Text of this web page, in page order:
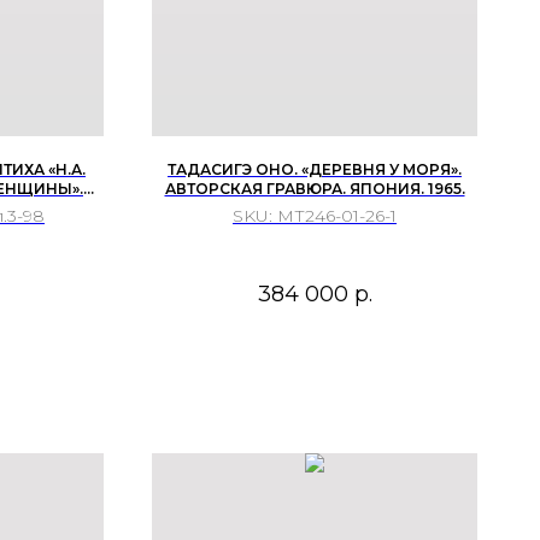
«Н.А.
ПОСЛЕДНЯЯ
98
ТАДАСИГЭ ОНО. «ДЕРЕВНЯ У МОРЯ».
АВТОРСКАЯ ГРАВЮРА. ЯПОНИЯ. 1965.
SKU: МТ246-01-26-1
384 000 р.